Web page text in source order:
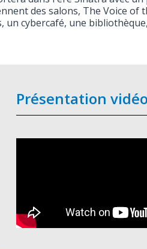
des salons, The Voice of
un cybercafé, une
Présentation vidéo